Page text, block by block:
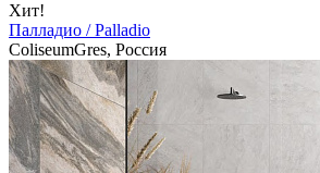
Хит!
Палладио / Palladio
ColiseumGres, Россия